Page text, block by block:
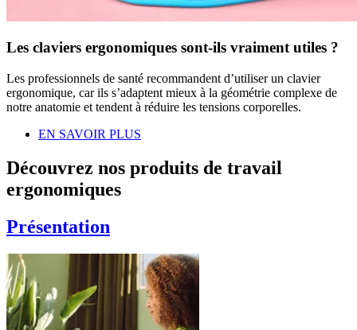
Les claviers ergonomiques sont-ils vraiment utiles ?
Les professionnels de santé recommandent d’utiliser un clavier
ergonomique, car ils s’adaptent mieux à la géométrie complexe de
notre anatomie et tendent à réduire les tensions corporelles.
EN SAVOIR PLUS
Découvrez nos produits de travail
ergonomiques
Présentation